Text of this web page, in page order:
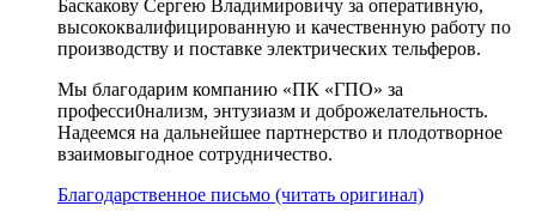
Баскакову Сергею Владимировичу за оперативную,
высококвалифицированную и качественную работу по
производству и поставке электрических тельферов.
Мы благодарим компанию «ПК «ГПО» за
професси0нализм, энтузиазм и доброжелательность.
Надеемся на дальнейшее партнерство и плодотворное
взаимовыгодное сотрудничество.
Благодарственное письмо (читать оригинал)